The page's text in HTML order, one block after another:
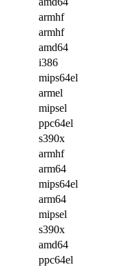
armhf
armhf
amd64
i386
mips64el
armel
mipsel
ppc64el
s390x
armhf
arm64
mips64el
arm64
mipsel
s390x
amd64
ppc64el